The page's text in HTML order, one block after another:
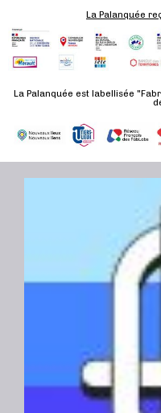
La Palanquée
La Palanquée est labellisée